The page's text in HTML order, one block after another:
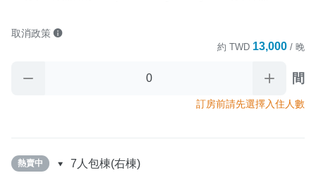
取消政策
約 TWD 13,000 / 晚
間
訂房前請先選擇入住人數
熱賣中 7人包棟(右棟)